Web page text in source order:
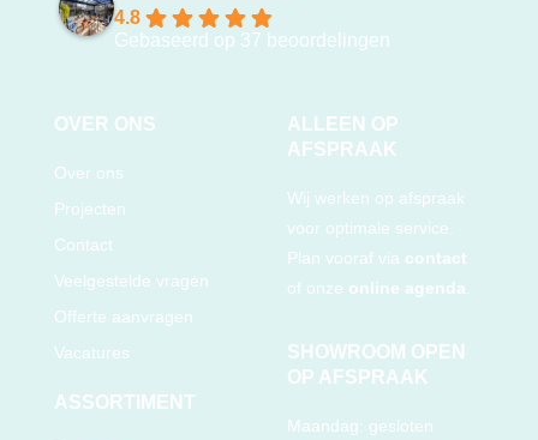
4.8
Gebaseerd op 37 beoordelingen
OVER ONS
Over ons
Projecten
Contact
Veelgestelde vragen
Offerte aanvragen
Vacatures
ASSORTIMENT
ALLEEN OP
AFSPRAAK
Wij werken op afspraak
voor optimale service.
Plan vooraf via contact
of onze online agenda
SHOWROOM OPEN
OP AFSPRAAK
Maandag: gesloten